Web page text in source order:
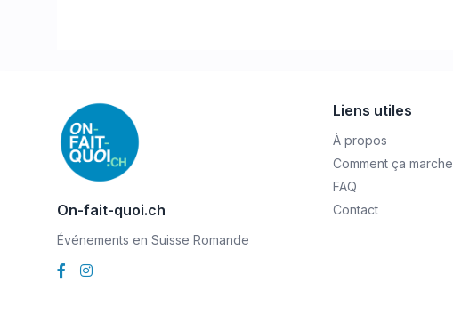
On-fait-quoi.ch
Événements en Suisse Romande
Liens utiles
À propos
Comment ça marche
FAQ
Contact